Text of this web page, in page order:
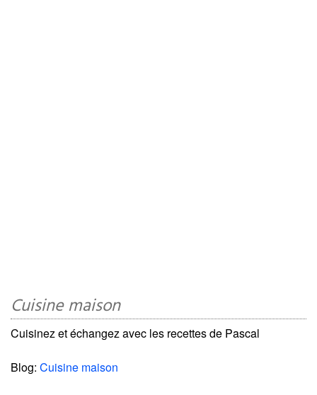
Cuisine maison
Cuisinez et échangez avec les recettes de Pascal
Blog: Cuisine maison